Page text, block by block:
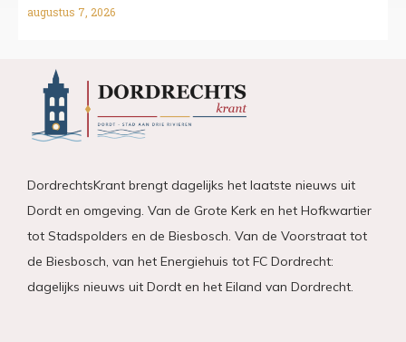
augustus 7, 2026
DordrechtsKrant brengt dagelijks het laatste nieuws uit
Dordt en omgeving. Van de Grote Kerk en het Hofkwartier
tot Stadspolders en de Biesbosch. Van de Voorstraat tot
de Biesbosch, van het Energiehuis tot FC Dordrecht:
dagelijks nieuws uit Dordt en het Eiland van Dordrecht.